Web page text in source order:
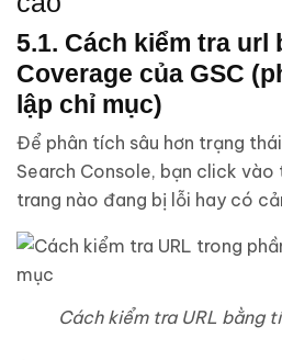
5.1. Cách kiểm tra url
Coverage của GSC
lập chỉ mục)
Để phân tích sâu hơn trạng
Search Console, bạn click
trang nào đang bị lỗi hay có
Cách kiểm tra URL bằng